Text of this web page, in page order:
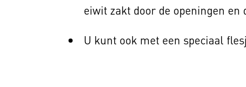
eiwit zakt door de openingen
U kunt ook met een speciaal